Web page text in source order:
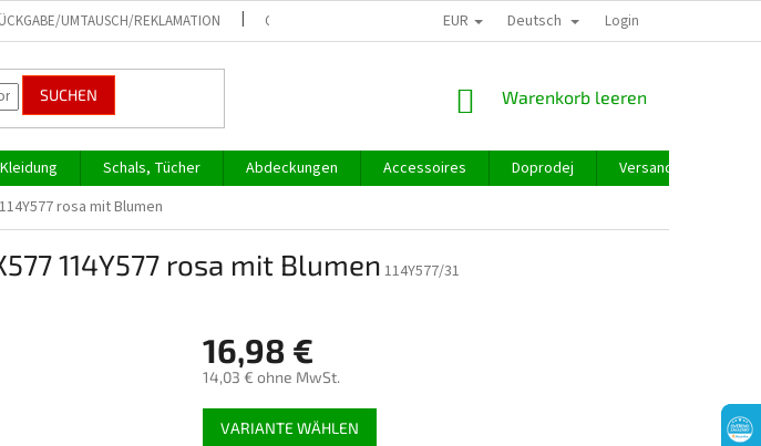
UMTAUSCH/REKLAMATION GROSSHANDEL EUR Deutsch Login
SUCHEN WARENKORB
Warenkorb leeren
Kleidung Schals, Tücher Abdeckungen Accessoires Doprodej
Versand und Zahlung
rosa mit Blumen
114Y577 rosa mit Blumen 114Y577/31
16,98 €
14,03 € ohne MwSt.
Verkaufspreis:
VARIANTE WÄHLEN